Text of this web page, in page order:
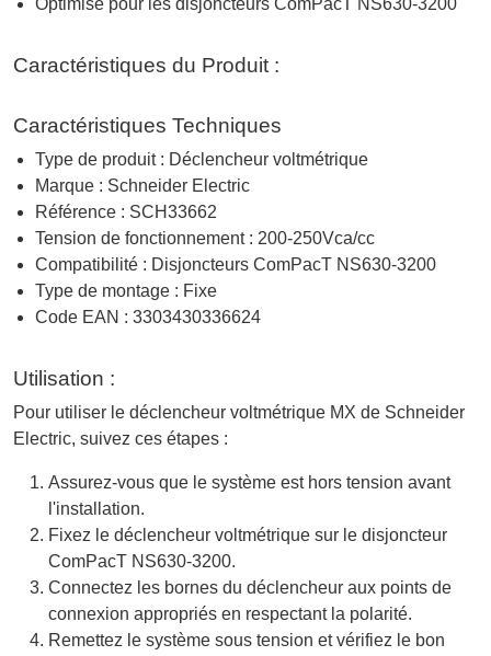
Optimisé pour les disjoncteurs ComPacT NS630-3200
Caractéristiques du Produit :
Caractéristiques Techniques
Type de produit : Déclencheur voltmétrique
Marque : Schneider Electric
Référence : SCH33662
Tension de fonctionnement : 200-250Vca/cc
Compatibilité : Disjoncteurs ComPacT NS630-3200
Type de montage : Fixe
Code EAN : 3303430336624
Utilisation :
Pour utiliser le déclencheur voltmétrique MX de Schneider
Electric, suivez ces étapes :
Assurez-vous que le système est hors tension avant
l'installation.
Fixez le déclencheur voltmétrique sur le disjoncteur
ComPacT NS630-3200.
Connectez les bornes du déclencheur aux points de
connexion appropriés en respectant la polarité.
Remettez le système sous tension et vérifiez le bon